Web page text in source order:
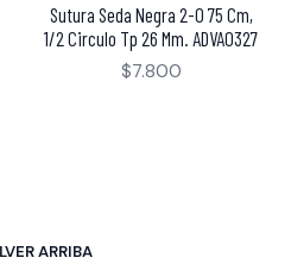
Sutura Seda Negra 2-0 75 Cm,
1/2 Circulo Tp 26 Mm. ADVA0327
$7.800
ARRIBA